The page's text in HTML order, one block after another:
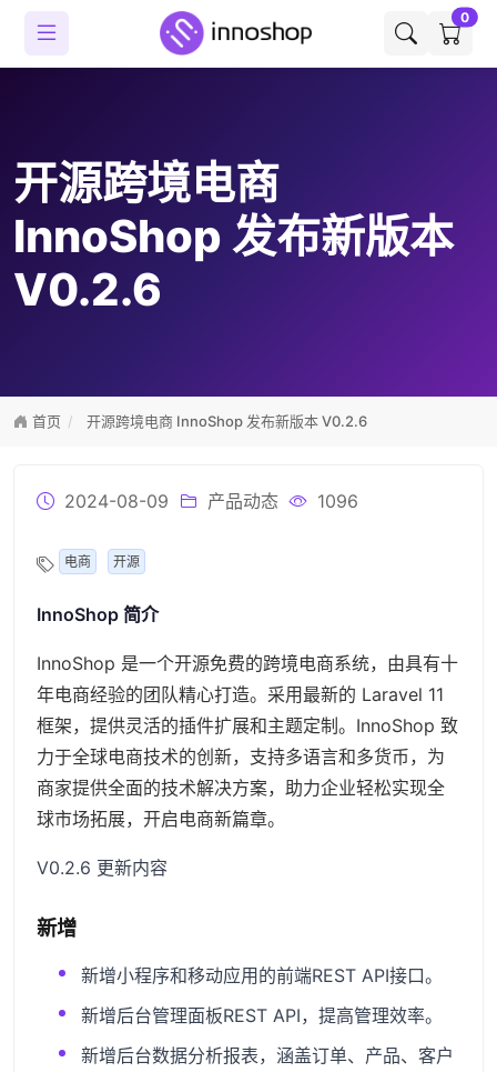
0
开源跨境电商
InnoShop 发布新版本
V0.2.6
首页 开源跨境电商 InnoShop 发布新版本 V0.2.6
2024-08-09 产品动态 1096
电商 开源
InnoShop 简介
InnoShop 是一个开源免费的跨境电商系统，由具有十
年电商经验的团队精心打造。采用最新的 Laravel 11
框架，提供灵活的插件扩展和主题定制。InnoShop 致
力于全球电商技术的创新，支持多语言和多货币，为
商家提供全面的技术解决方案，助力企业轻松实现全
球市场拓展，开启电商新篇章。
V0.2.6 更新内容
新增
新增小程序和移动应用的前端REST API接口。
新增后台管理面板REST API，提高管理效率。
新增后台数据分析报表，涵盖订单、产品、客户